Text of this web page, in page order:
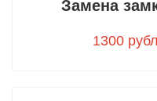
Замена
1300